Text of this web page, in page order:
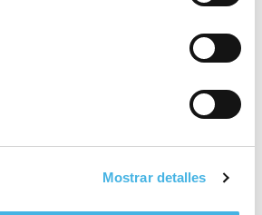
Mostrar detalles
Internacional de Valencia
2026 plagado de estrellas